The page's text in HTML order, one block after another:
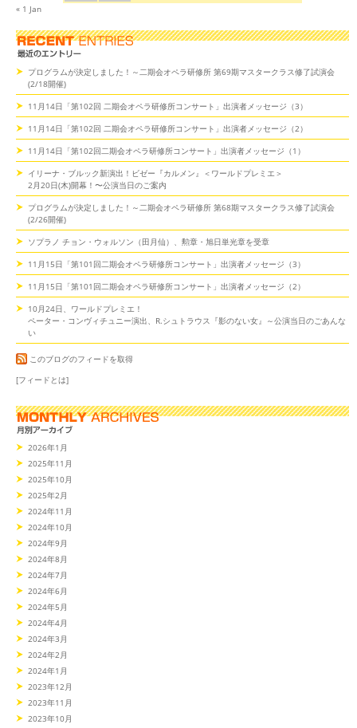
« 1 Jan
プログラムが決定しました！～二期会オペラ研修所 第69期マスタークラス修了試演会
(2/18開催)
11月14日「第102回 二期会オペラ研修所コンサート」出演者メッセージ（3）
11月14日「第102回 二期会オペラ研修所コンサート」出演者メッセージ（2）
11月14日「第102回二期会オペラ研修所コンサート」出演者メッセージ（1）
イリーナ・ブルック新演出！ビゼー『カルメン』＜ワールドプレミエ＞
2月20日(木)開幕！〜公演当日のご案内
プログラムが決定しました！～二期会オペラ研修所 第68期マスタークラス修了試演会
(2/26開催)
ソプラノ チョン・ウォルソン（田月仙）、勲章・旭日単光章を受章
11月15日「第101回二期会オペラ研修所コンサート」出演者メッセージ（3）
11月15日「第101回二期会オペラ研修所コンサート」出演者メッセージ（2）
10月24日、ワールドプレミエ！
ペーター・コンヴィチュニー演出、R.シュトラウス『影のない女』～公演当日のごあんな
い
このブログのフィードを取得
[フィードとは]
2026年1月
2025年11月
2025年10月
2025年2月
2024年11月
2024年10月
2024年9月
2024年8月
2024年7月
2024年6月
2024年5月
2024年4月
2024年3月
2024年2月
2024年1月
2023年12月
2023年11月
2023年10月